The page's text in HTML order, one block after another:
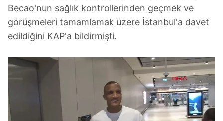
Becao'nun sağlık kontrollerinden geçmek ve
görüşmeleri tamamlamak üzere İstanbul'a davet
edildiğini KAP'a bildirmişti.